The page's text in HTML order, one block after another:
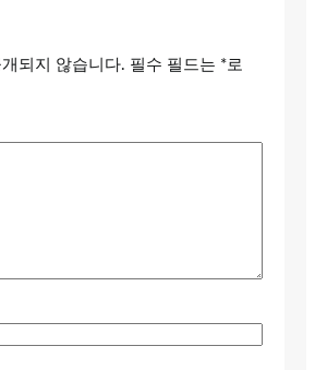
되지 않습니다. 필수 필드는 *로